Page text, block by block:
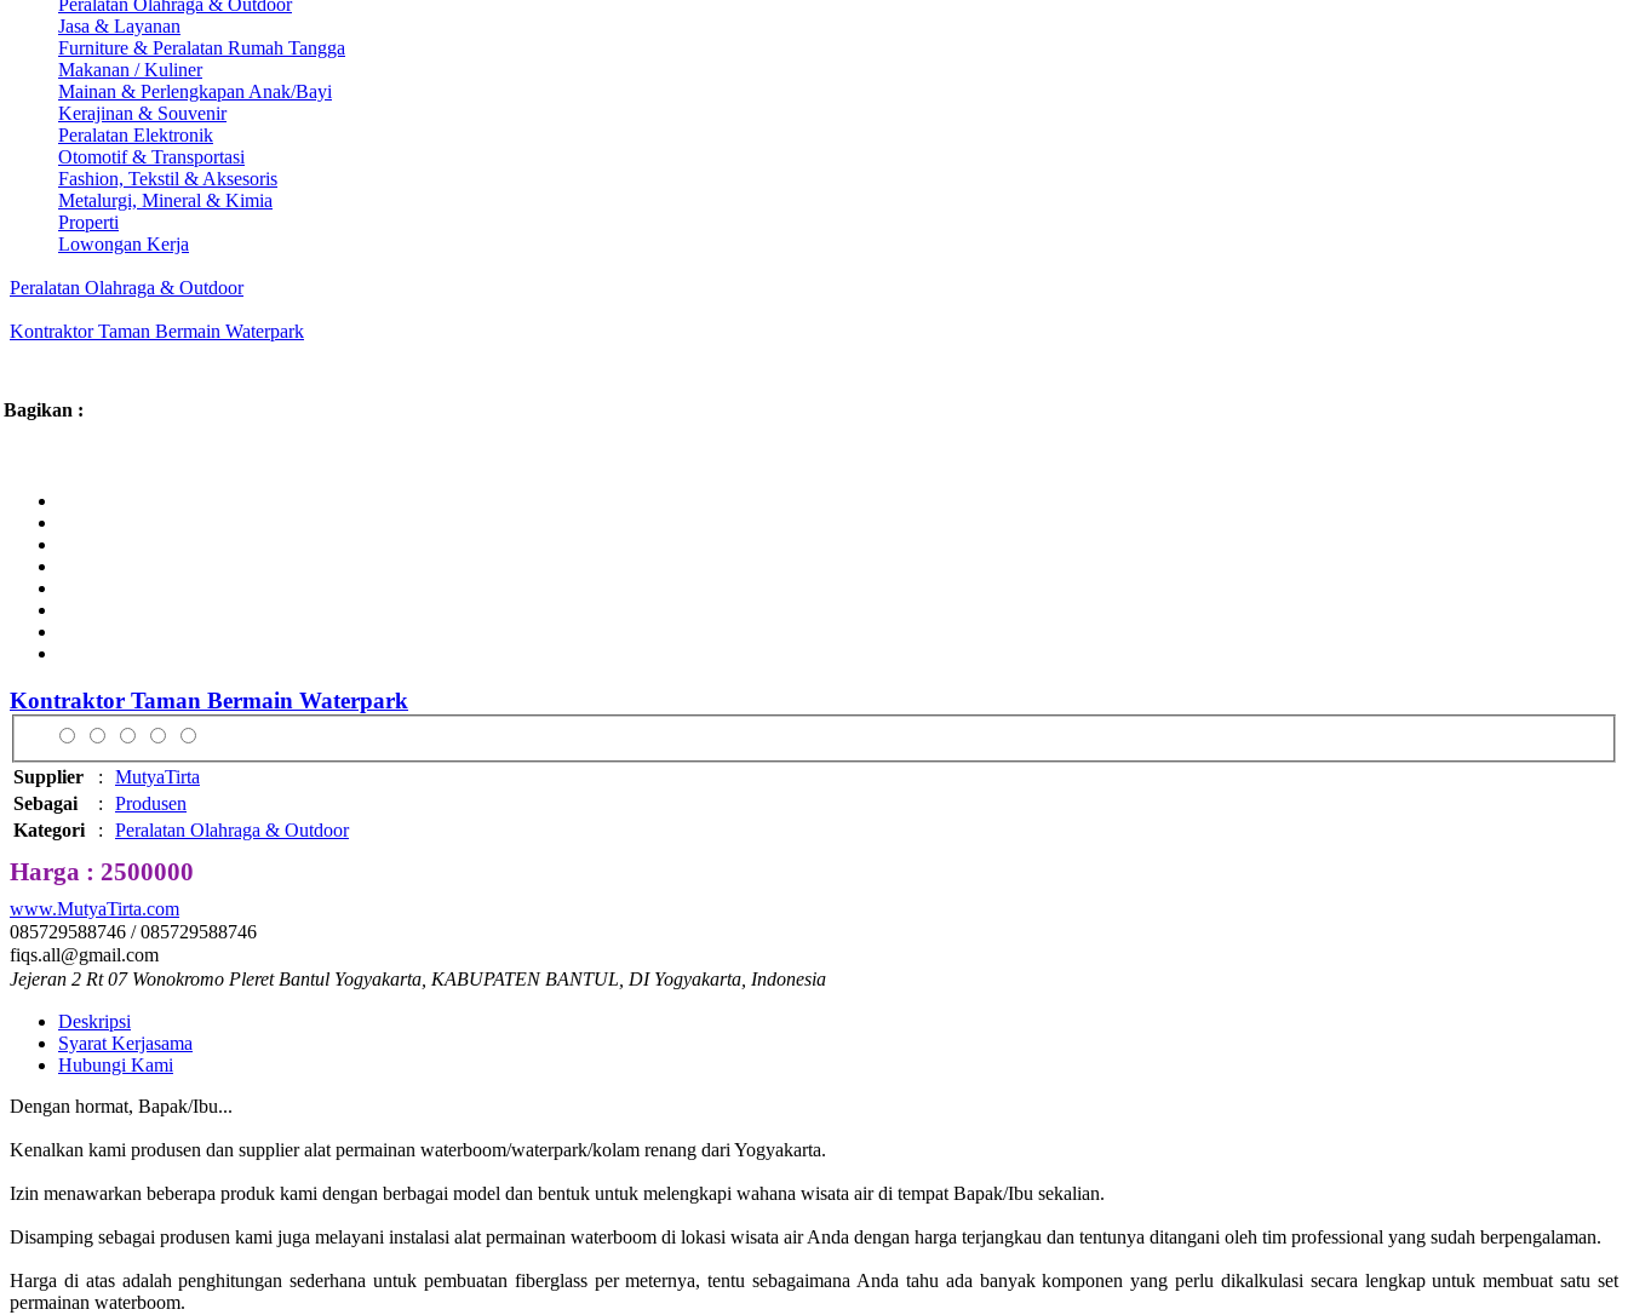
Jasa & Layanan
Furniture & Peralatan Rumah Tangga
Makanan / Kuliner
Mainan & Perlengkapan Anak/Bayi
Kerajinan & Souvenir
Peralatan Elektronik
Otomotif & Transportasi
Fashion, Tekstil & Aksesoris
Metalurgi, Mineral & Kimia
Properti
Lowongan Kerja
Peralatan Olahraga & Outdoor
Kontraktor Taman Bermain Waterpark
Bagikan :
Kontraktor Taman Bermain Waterpark
Supplier :
MutyaTirta
Sebagai
:
Produsen
Kategori
: Peralatan Olahraga & Outdoor
Harga : 2500000
www.MutyaTirta.com
085729588746 / 085729588746
fiqs.all@gmail.com
Jejeran 2 Rt 07 Wonokromo Pleret Bantul Yogyakarta, KABUPATEN BANTUL, DI Yogyakarta, Indonesia
Deskripsi
Syarat Kerjasama
Hubungi Kami
Dengan hormat, Bapak/Ibu...
Kenalkan kami produsen dan supplier alat permainan waterboom/waterpark/kolam renang dari Yogyakarta.
Izin menawarkan beberapa produk kami dengan berbagai model dan bentuk untuk melengkapi wahana wisata air di tempat Bapak/Ibu sekalian.
Disamping sebagai produsen kami juga melayani instalasi alat permainan waterboom di lokasi wisata air Anda dengan harga terjangkau dan tentunya ditangani oleh tim professional yang sudah berpengalaman.
Harga di atas adalah penghitungan sederhana untuk pembuatan fiberglass per meternya, tentu sebagaimana Anda tahu ada banyak komponen yang perlu dikalkulasi secara lengkap untuk membuat satu set
permainan waterboom.